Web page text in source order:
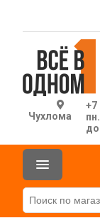
Чухлома
+7
до